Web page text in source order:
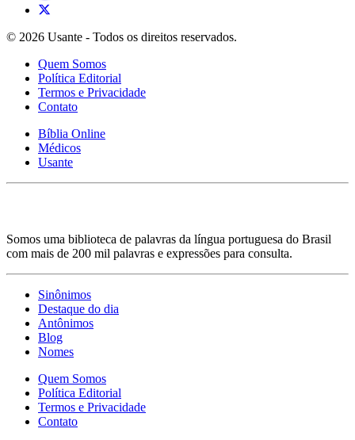
© 2026 Usante - Todos os direitos reservados.
Quem Somos
Política Editorial
Termos e Privacidade
Contato
Bíblia Online
Médicos
Usante
Somos uma biblioteca de palavras da língua portuguesa do Brasil
com mais de 200 mil palavras e expressões para consulta.
Sinônimos
Destaque do dia
Antônimos
Blog
Nomes
Quem Somos
Política Editorial
Termos e Privacidade
Contato